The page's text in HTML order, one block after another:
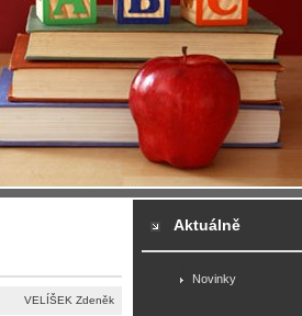
VELÍŠEK Zdeněk
Aktuálně
Novinky